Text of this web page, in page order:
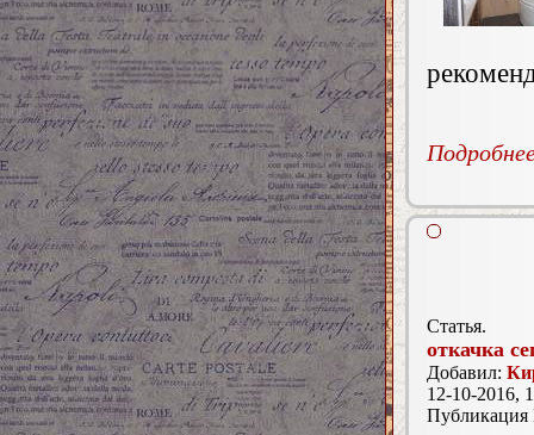
Статья.
откачка
Добавил:
12-10-2016,